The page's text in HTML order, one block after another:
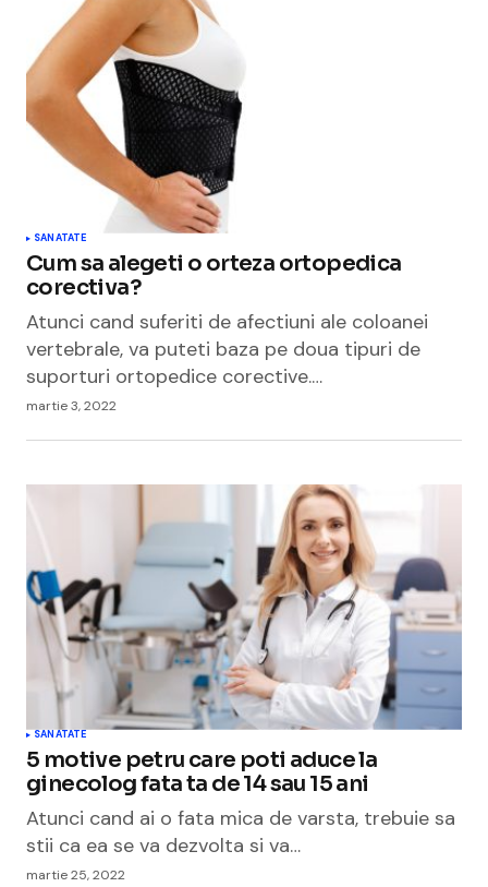
SANATATE
Cum sa alegeti o orteza ortopedica
corectiva?
Atunci cand suferiti de afectiuni ale coloanei
vertebrale, va puteti baza pe doua tipuri de
suporturi ortopedice corective.…
martie 3, 2022
SANATATE
5 motive petru care poti aduce la
ginecolog fata ta de 14 sau 15 ani
Atunci cand ai o fata mica de varsta, trebuie sa
stii ca ea se va dezvolta si va…
martie 25, 2022